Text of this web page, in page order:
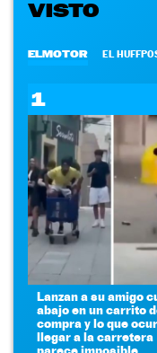
VISTO
ELMOTOR EL
1
Lanzan a su amigo
abajo en un carrito
compra y lo que
llegar a la carretera